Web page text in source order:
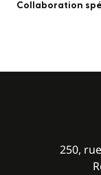
Collaboration
250,